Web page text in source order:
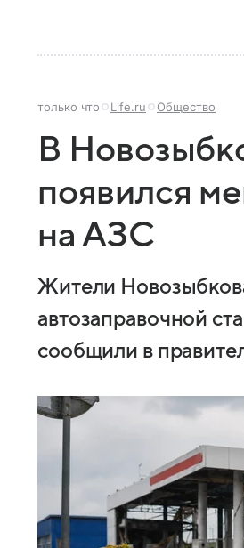
только что Life.ru Общество
В
появился
на АЗС
Жители
автозаправочной
сообщили в